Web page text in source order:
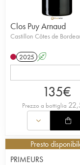
Clos Puy Arnaud
Castillon Côtes de
2025 A
135€
Prezzo a bottiglia
Presto
PRIMEURS